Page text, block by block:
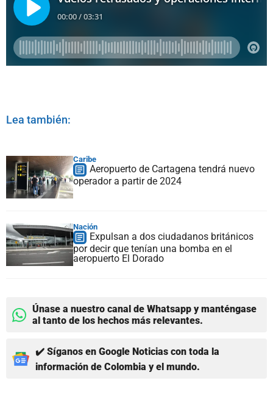
Lea también:
Caribe
Aeropuerto de Cartagena tendrá nuevo
operador a partir de 2024
Nación
Expulsan a dos ciudadanos británicos
por decir que tenían una bomba en el
aeropuerto El Dorado
Únase a nuestro canal de Whatsapp y manténgase
al tanto de los hechos más relevantes.
✔️ Síganos en Google Noticias con toda la
información de Colombia y el mundo.